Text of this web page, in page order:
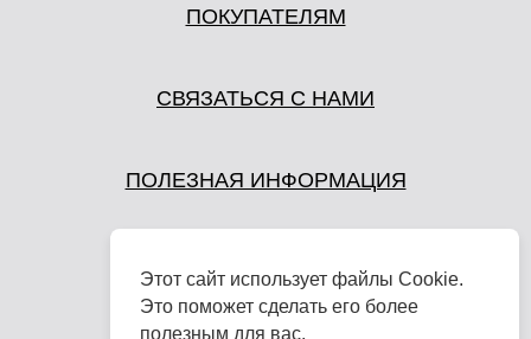
ПОКУПАТЕЛЯМ
СВЯЗАТЬСЯ С НАМИ
ПОЛЕЗНАЯ ИНФОРМАЦИЯ
Этот сайт использует файлы Cookie.
Это поможет сделать его более
полезным для вас.